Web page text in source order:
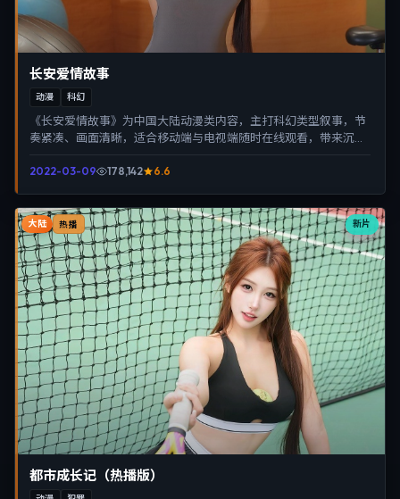
长安爱情故事
动漫 科幻
《长安爱情故事》为中国大陆动漫类内容，主打科幻类型叙事，节
奏紧凑、画面清晰，适合移动端与电视端随时在线观看，带来沉浸
2022-03-09 178,142 6.6
新片
大陆 热播
都市成长记（热播版）